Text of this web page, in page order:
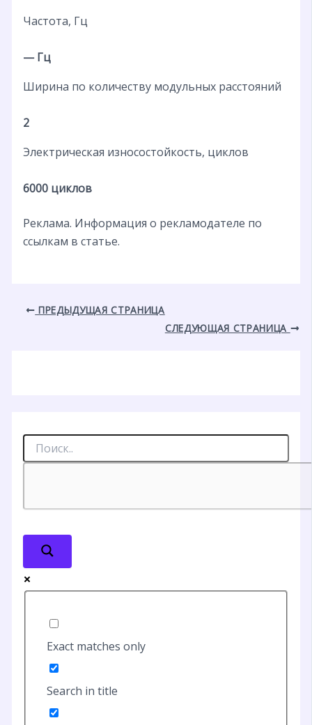
Частота, Гц
— Гц
Ширина по количеству модульных расстояний
2
Электрическая износостойкость, циклов
6000 циклов
Реклама. Информация о рекламодателе по
ссылкам в статье.
ПРЕДЫДУЩАЯ СТРАНИЦА
СЛЕДУЮЩАЯ СТРАНИЦА
Exact matches only
Search in title